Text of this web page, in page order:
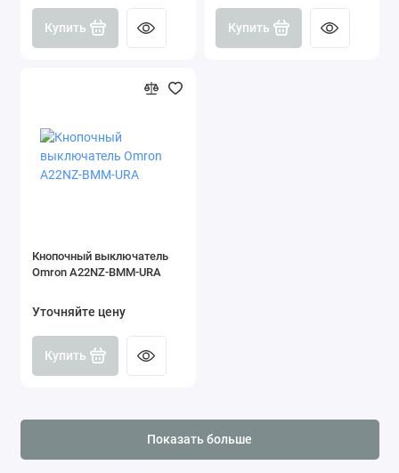
Купить Купить
Кнопочный выключатель
Omron A22NZ-BMM-URA
Уточняйте цену
Купить
Показать больше